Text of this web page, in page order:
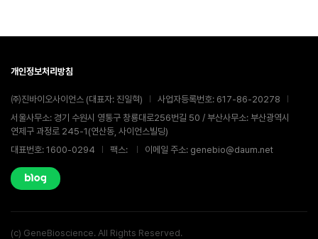
개인정보처리방침
㈜진바이오사이언스 (대표자: 진일혁)
사업자등록번호: 617-86-20278
서울사무소: 경기 수원시 영통구 창룡대로256번길 50 / 부산사무소: 부산광역시
연제구 과정로 245-1(연산동, 사이언스빌딩)
대표번호: 1600-0294
팩스: 이메일 주소: genebio@daum.net
(c) GeneBioscience. All Rights Reserved.